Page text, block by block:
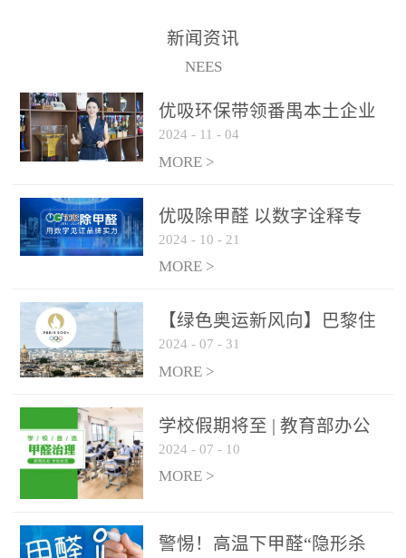
保施工日期：2020年1月珠
（及各出入境边防检查
新闻资讯
NEES
优吸环保带领番禺本​土企业
勇敢破局向“新”
2024 - 11 - 04
MORE >
优吸除甲醛 以数字诠释专
业，尽显除醛品牌实力！
2024 - 10 - 21
MORE >
【绿色奥运新风向】巴黎住
宿风波：优吸环保共建健康
绿色家居
2024 - 07 - 31
MORE >
学校假期将至 | 教育部办公
厅关于加强学校新建校舍室
内空气质量管理通知
2024 - 07 - 10
MORE >
警惕！高温下甲醛“隐形杀